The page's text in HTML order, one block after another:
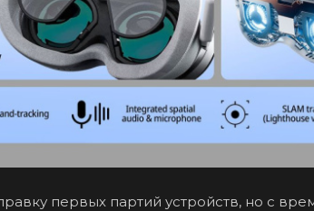
первых партий устройств, но с